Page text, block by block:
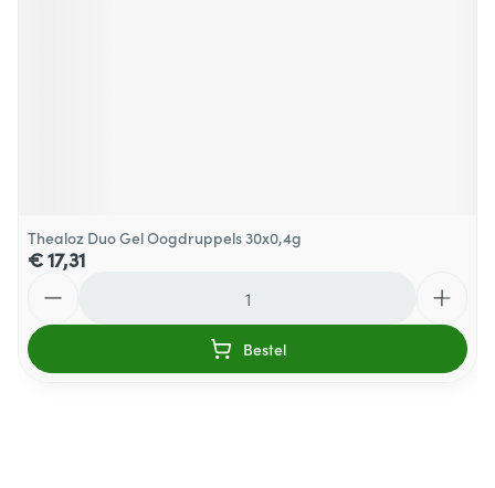
Thealoz Duo Gel Oogdruppels 30x0,4g
€ 17,31
Bestel